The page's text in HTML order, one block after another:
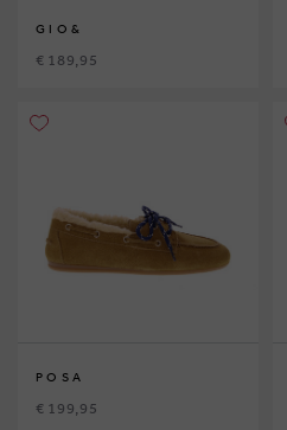
GIO&
€ 189,95
POSA
€ 199,95